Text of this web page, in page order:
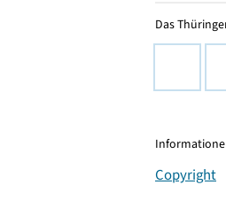
Das
Copyright